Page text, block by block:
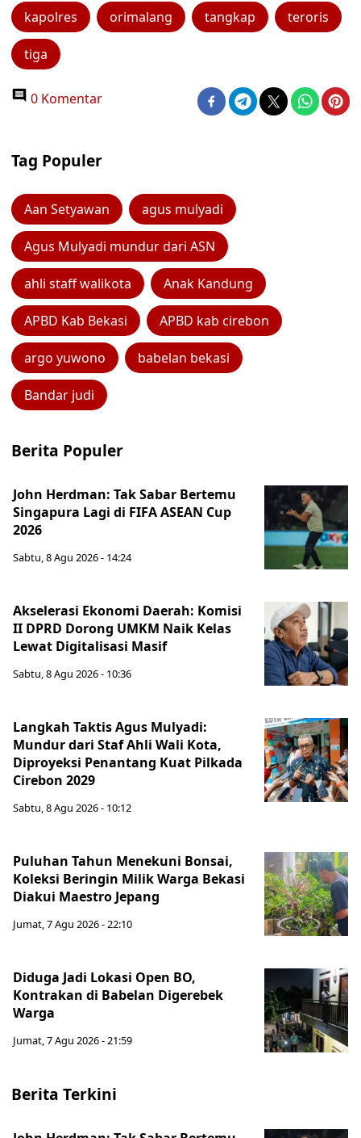
kapolres orimalang tangkap teroris
tiga
0 Komentar
Tag Populer
Aan Setyawan agus mulyadi
Agus Mulyadi mundur dari ASN
ahli staff walikota Anak Kandung
APBD Kab Bekasi APBD kab cirebon
argo yuwono babelan bekasi
Bandar judi
Berita Populer
John Herdman: Tak Sabar Bertemu
Singapura Lagi di FIFA ASEAN Cup
2026
Sabtu, 8 Agu 2026 - 14:24
Akselerasi Ekonomi Daerah: Komisi
II DPRD Dorong UMKM Naik Kelas
Lewat Digitalisasi Masif
Sabtu, 8 Agu 2026 - 10:36
Langkah Taktis Agus Mulyadi:
Mundur dari Staf Ahli Wali Kota,
Diproyeksi Penantang Kuat Pilkada
Cirebon 2029
Sabtu, 8 Agu 2026 - 10:12
Puluhan Tahun Menekuni Bonsai,
Koleksi Beringin Milik Warga Bekasi
Diakui Maestro Jepang
Jumat, 7 Agu 2026 - 22:10
Diduga Jadi Lokasi Open BO,
Kontrakan di Babelan Digerebek
Warga
Jumat, 7 Agu 2026 - 21:59
Berita Terkini